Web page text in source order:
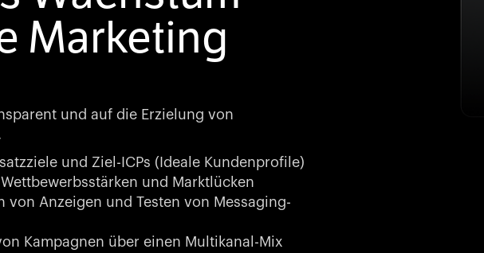
Marketing
und auf die Erzielung von
und Ziel-ICPs (Ideale Kundenprofile)
und Marktlücken
von Anzeigen und Testen von Messaging-
Kampagnen über einen Multikanal-Mix